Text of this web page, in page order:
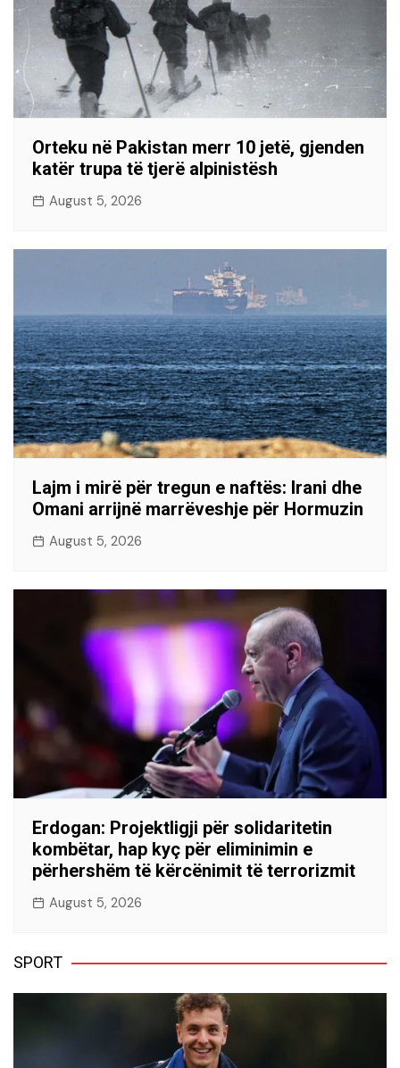
Orteku në Pakistan merr 10 jetë, gjenden
katër trupa të tjerë alpinistësh
August 5, 2026
Lajm i mirë për tregun e naftës: Irani dhe
Omani arrijnë marrëveshje për Hormuzin
August 5, 2026
Erdogan: Projektligji për solidaritetin
kombëtar, hap kyç për eliminimin e
përhershëm të kërcënimit të terrorizmit
August 5, 2026
SPORT